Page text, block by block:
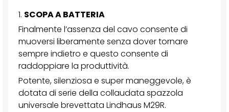
1. SCOPA A BATTERIA
Finalmente l’assenza del cavo consente di
muoversi liberamente senza dover tornare
sempre indietro e questo consente di
raddoppiare la produttività.
Potente, silenziosa e super maneggevole, è
dotata di serie della collaudata spazzola
universale brevettata Lindhaus M29R.